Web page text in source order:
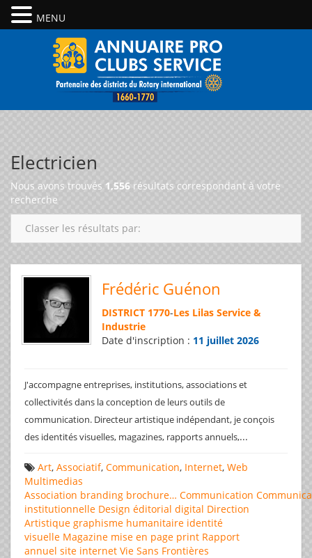
Electricien
Nous avons trouvés 1,556 résultats correspondant à votre
recherche
Classer les résultats par:
Frédéric Guénon
DISTRICT 1770-Les Lilas Service &
Industrie
Date d'inscription : 11 juillet 2026
J'accompagne entreprises, institutions, associations et
collectivités dans la conception de leurs outils de
communication. Directeur artistique indépendant, je conçois
des identités visuelles, magazines, rapports annuels,...
Art, Associatif, Communication, Internet, Web
Multimedias
Association branding brochure… Communication
institutionnelle Design éditorial digital Direction
Artistique graphisme humanitaire identité
visuelle Magazine mise en page print Rapport
annuel site internet Vie Sans Frontières
MENU